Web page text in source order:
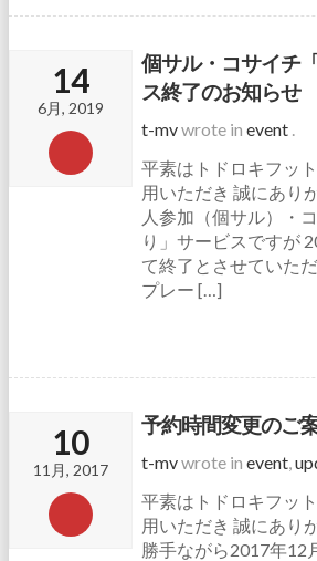
14
6月, 2019
個サル・コサイチ
ス終了のお知らせ
t-mvwrote in event .
平素はトドロキフッ
用いただき 誠にあり
人参加（個サル）・
り」サービスですが
て終了とさせていた
プレー […]
10
11月, 2017
予約時間変更のご
t-mvwrote in event,
平素はトドロキフッ
用いただき 誠にあり
勝手ながら2017年12